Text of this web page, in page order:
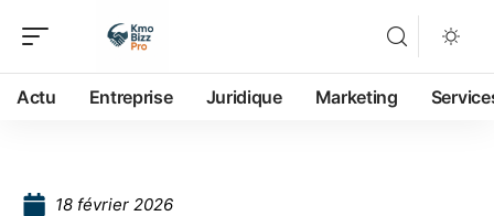
Actu Entreprise Juridique Marketing
18 février 2026